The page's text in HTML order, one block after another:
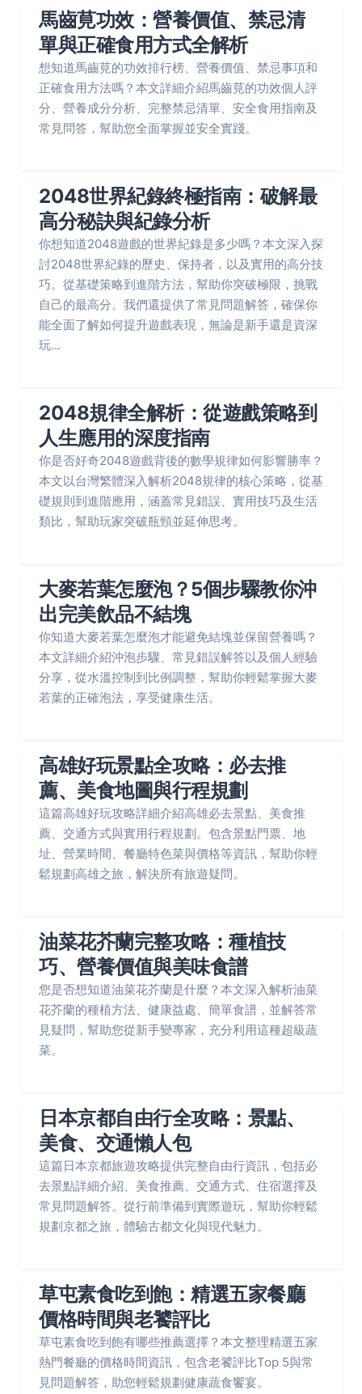
馬齒莧功效：營養價值、禁忌清
單與正確食用方式全解析
想知道馬齒莧的功效排行榜、營養價值、禁忌事項和
正確食用方法嗎？本文詳細介紹馬齒莧的功效個人評
分、營養成分分析、完整禁忌清單、安全食用指南及
常見問答，幫助您全面掌握並安全實踐。
2048世界紀錄終極指南：破解最
高分秘訣與紀錄分析
你想知道2048遊戲的世界紀錄是多少嗎？本文深入探
討2048世界紀錄的歷史、保持者，以及實用的高分技
巧。從基礎策略到進階方法，幫助你突破極限，挑戰
自己的最高分。我們還提供了常見問題解答，確保你
能全面了解如何提升遊戲表現，無論是新手還是資深
玩...
2048規律全解析：從遊戲策略到
人生應用的深度指南
你是否好奇2048遊戲背後的數學規律如何影響勝率？
本文以台灣繁體深入解析2048規律的核心策略，從基
礎規則到進階應用，涵蓋常見錯誤、實用技巧及生活
類比，幫助玩家突破瓶頸並延伸思考。
大麥若葉怎麼泡？5個步驟教你沖
出完美飲品不結塊
你知道大麥若葉怎麼泡才能避免結塊並保留營養嗎？
本文詳細介紹沖泡步驟、常見錯誤解答以及個人經驗
分享，從水溫控制到比例調整，幫助你輕鬆掌握大麥
若葉的正確泡法，享受健康生活。
高雄好玩景點全攻略：必去推
薦、美食地圖與行程規劃
這篇高雄好玩攻略詳細介紹高雄必去景點、美食推
薦、交通方式與實用行程規劃。包含景點門票、地
址、營業時間、餐廳特色菜與價格等資訊，幫助你輕
鬆規劃高雄之旅，解決所有旅遊疑問。
油菜花芥蘭完整攻略：種植技
巧、營養價值與美味食譜
您是否想知道油菜花芥蘭是什麼？本文深入解析油菜
花芥蘭的種植方法、健康益處、簡單食譜，並解答常
見疑問，幫助您從新手變專家，充分利用這種超級蔬
菜。
日本京都自由行全攻略：景點、
美食、交通懶人包
這篇日本京都旅遊攻略提供完整自由行資訊，包括必
去景點詳細介紹、美食推薦、交通方式、住宿選擇及
常見問題解答。從行前準備到實際遊玩，幫助你輕鬆
規劃京都之旅，體驗古都文化與現代魅力。
草屯素食吃到飽：精選五家餐廳
價格時間與老饕評比
草屯素食吃到飽有哪些推薦選擇？本文整理精選五家
熱門餐廳的價格時間資訊，包含老饕評比Top 5與常
見問題解答，助您輕鬆規劃健康蔬食饗宴。